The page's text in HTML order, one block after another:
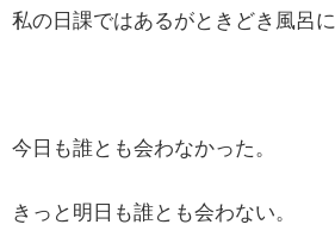
私の日課ではあるがときどき風呂
今日も誰とも会わなかった。
きっと明日も誰とも会わない。